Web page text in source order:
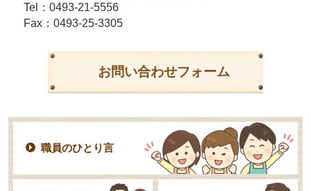
Tel： 0493-21-5556
Fax：0493-25-3305
お問い合わせフォーム
職員のひとり言